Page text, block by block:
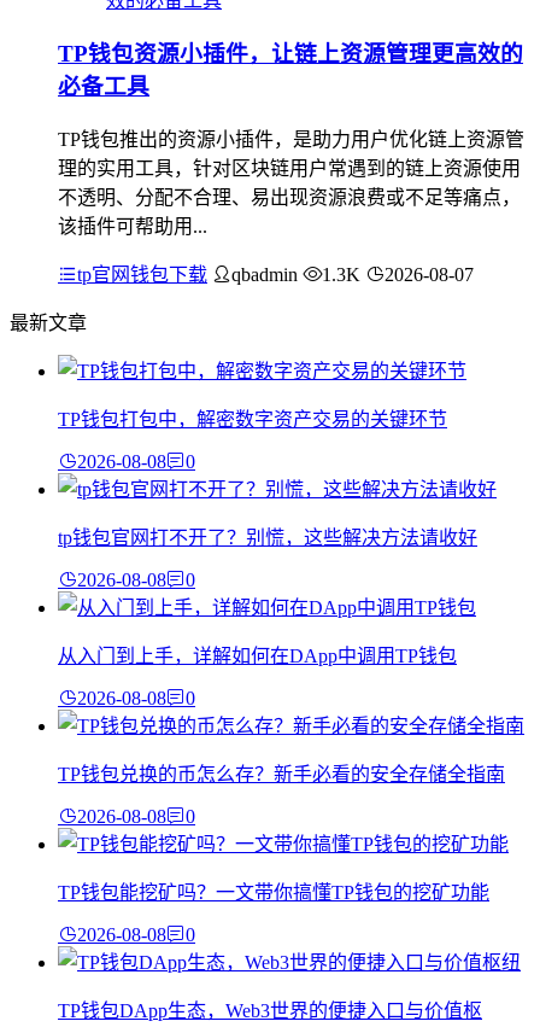
TP钱包资源小插件，让链上资源管理更高效的
必备工具
TP钱包推出的资源小插件，是助力用户优化链上资源管
理的实用工具，针对区块链用户常遇到的链上资源使用
不透明、分配不合理、易出现资源浪费或不足等痛点，
该插件可帮助用...
tp官网钱包下载 qbadmin 1.3K 2026-08-07
最新文章
TP钱包打包中，解密数字资产交易的关键环节
2026-08-08 0
tp钱包官网打不开了？别慌，这些解决方法请收好
2026-08-08 0
从入门到上手，详解如何在DApp中调用TP钱包
2026-08-08 0
TP钱包兑换的币怎么存？新手必看的安全存储全指南
2026-08-08 0
TP钱包能挖矿吗？一文带你搞懂TP钱包的挖矿功能
2026-08-08 0
TP钱包DApp生态，Web3世界的便捷入口与价值枢